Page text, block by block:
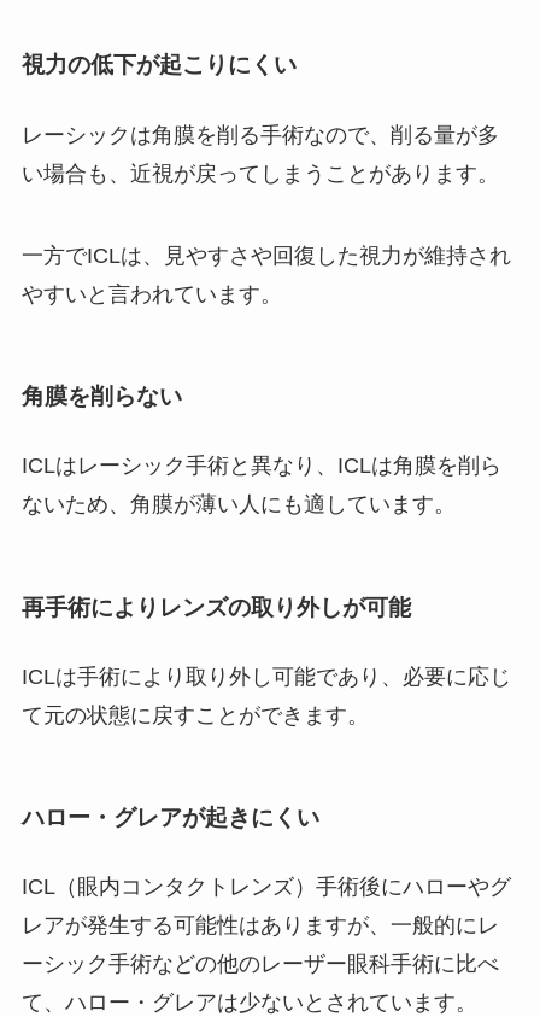
視力の低下が起こりにくい
レーシックは角膜を削る手術なので、削る量が多
い場合も、近視が戻ってしまうことがあります。
一方でICLは、見やすさや回復した視力が維持され
やすいと言われています。
角膜を削らない
ICLはレーシック手術と異なり、ICLは角膜を削ら
ないため、角膜が薄い人にも適しています。
再手術により レンズの取り外しが可能
ICLは手術により取り外し可能であり、必要に応じ
て元の状態に戻すことができます。
ハロー・グレアが起きにくい
ICL（眼内コンタクトレンズ）手術後にハローやグ
レアが発生する可能性はありますが、一般的にレ
ーシック手術などの他のレーザー眼科手術に比べ
て、ハロー・グレアは少ないとされています。